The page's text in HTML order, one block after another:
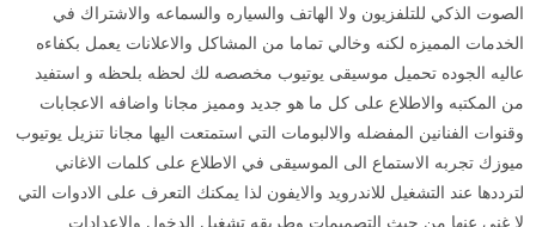
الصوت الذكي للتلفزيون ولا الهاتف والسياره والسماعه والاشتراك في
الخدمات المميزه لكنه وخالي تماما من المشاكل والاعلانات يعمل بكفاءه
عاليه الجوده تحميل موسيقى يوتيوب مخصصه لك لحظه بلحظه و استفيد
من المكتبه والاطلاع على كل ما هو جديد ومميز مجانا واضافه الاعجابات
وقنوات الفنانين المفضله والالبومات التي استمتعت اليها مجانا تنزيل يوتيوب
ميوزك تجربه الاستماع الى الموسيقى في الاطلاع على كلمات الاغاني
لترددها عند التشغيل للاندرويد والايفون لذا يمكنك التعرف على الادوات التي
لا غنى عنها من حيث التصميمات وطريقه تشغيل الدخول والاعدادات